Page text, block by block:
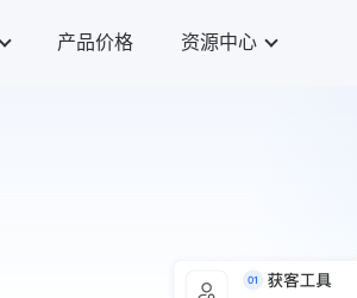
产品价格 资源中心